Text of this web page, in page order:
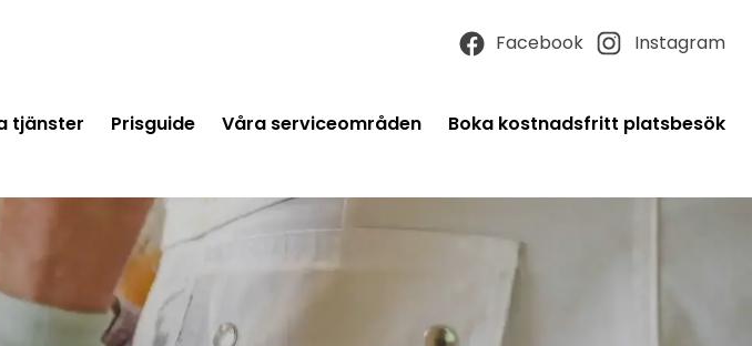
Facebook Instagram
tjänster Prisguide Våra serviceområden Boka kostnadsfritt platsbesök